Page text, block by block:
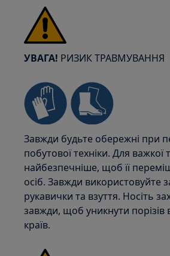
УВАГА! РИЗИК ТРАВМУВАННЯ
Завжди будьте обережні при
побутової техніки. Для важкої
найбезпечніше, щоб її
осіб. Завжди використовуйте
рукавички та взуття. Носіть
завжди, щоб уникнути порізів
країв.